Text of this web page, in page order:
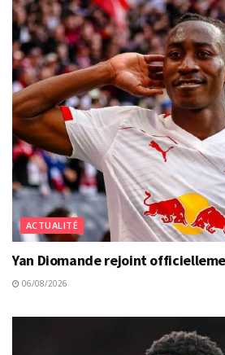
ACTUALITÉ
Yan Diomande rejoint
06/08/2026